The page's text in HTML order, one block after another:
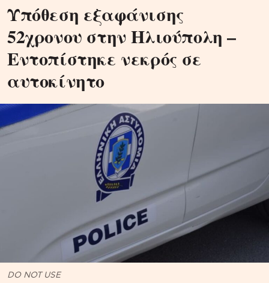
Υπόθεση εξαφάνισης
52χρονου στην Ηλιούπολη –
Εντοπίστηκε νεκρός σε
αυτοκίνητο
DO NOT USE